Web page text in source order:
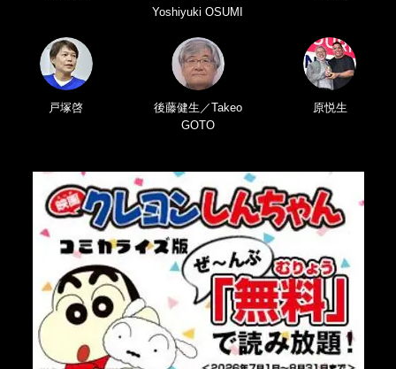
Yoshiyuki OSUMI
戸塚啓
後藤健生／Takeo
GOTO
原悦生